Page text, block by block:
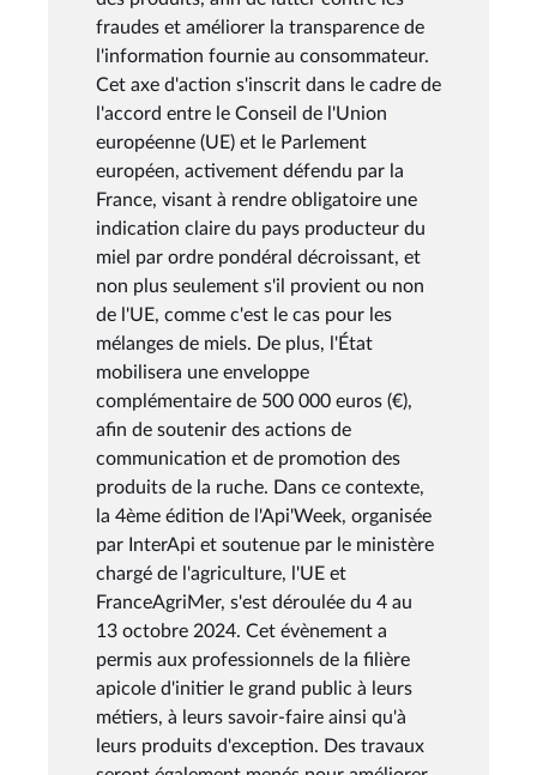
fraudes et améliorer la transparence de
l'information fournie au consommateur.
Cet axe d'action s'inscrit dans le cadre de
l'accord entre le Conseil de l'Union
européenne (UE) et le Parlement
européen, activement défendu par la
France, visant à rendre obligatoire une
indication claire du pays producteur du
miel par ordre pondéral décroissant, et
non plus seulement s'il provient ou non
de l'UE, comme c'est le cas pour les
mélanges de miels. De plus, l'État
mobilisera une enveloppe
complémentaire de 500 000 euros (€),
afin de soutenir des actions de
communication et de promotion des
produits de la ruche. Dans ce contexte,
la 4ème édition de l'Api'Week, organisée
par InterApi et soutenue par le ministère
chargé de l'agriculture, l'UE et
FranceAgriMer, s'est déroulée du 4 au
13 octobre 2024. Cet évènement a
permis aux professionnels de la filière
apicole d'initier le grand public à leurs
métiers, à leurs savoir-faire ainsi qu'à
leurs produits d'exception. Des travaux